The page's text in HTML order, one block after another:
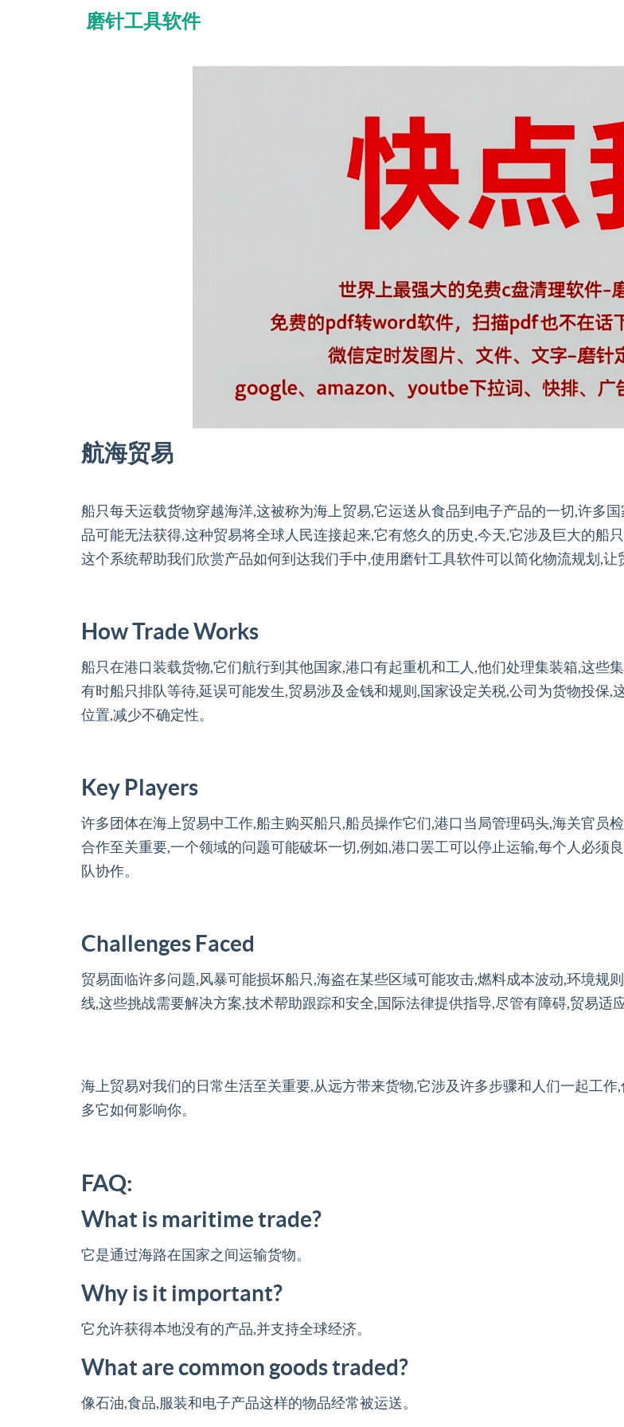
磨针工具软件
航海贸易
船只每天运载货物穿越海洋,这被称为海上贸易,它运送从食品到电子产品的一切,许多
品可能无法获得,这种贸易将全球人民连接起来,它有悠久的历史,今天,它涉及巨大的船
这个系统帮助我们欣赏产品如何到达我们手中,使用磨针工具软件可以简化物流规划,让
How Trade Works
船只在港口装载货物,它们航行到其他国家,港口有起重机和工人,他们处理集装箱,这些
有时船只排队等待,延误可能发生,贸易涉及金钱和规则,国家设定关税,公司为货物投保
位置,减少不确定性。
Key Players
许多团体在海上贸易中工作,船主购买船只,船员操作它们,港口当局管理码头,海关官员
合作至关重要,一个领域的问题可能破坏一切,例如,港口罢工可以停止运输,每个人必须
队协作。
Challenges Faced
贸易面临许多问题,风暴可能损坏船只,海盗在某些区域可能攻击,燃料成本波动,环境规
线,这些挑战需要解决方案,技术帮助跟踪和安全,国际法律提供指导,尽管有障碍,贸易适
海上贸易对我们的日常生活至关重要,从远方带来货物,它涉及许多步骤和人们一起工
多它如何影响你。
FAQ:
What is maritime trade?
它是通过海路在国家之间运输货物。
Why is it important?
它允许获得本地没有的产品,并支持全球经济。
What are common goods traded?
像石油,食品,服装和电子产品这样的物品经常被运送。